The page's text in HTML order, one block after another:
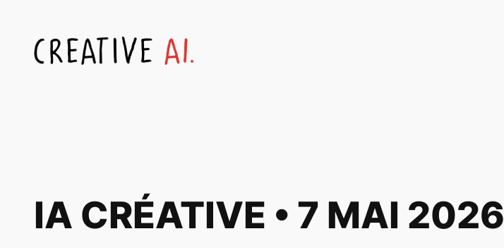
contenu
IA CRÉATIVE • 7 MAI 2026